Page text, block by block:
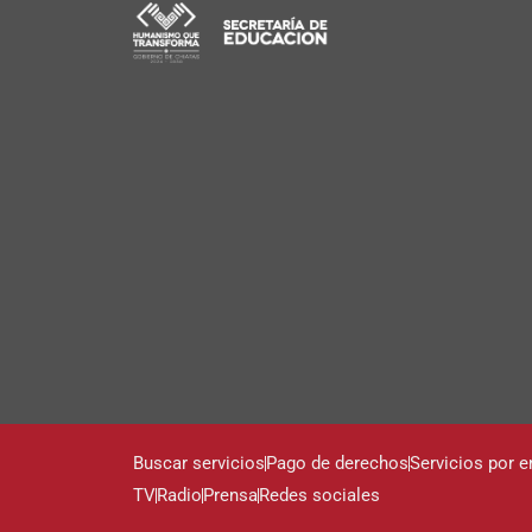
Buscar serviciosPago de derechosServicios por
TVRadioPrensaRedes sociales